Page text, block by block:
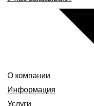
О компании
Информация
Услуги